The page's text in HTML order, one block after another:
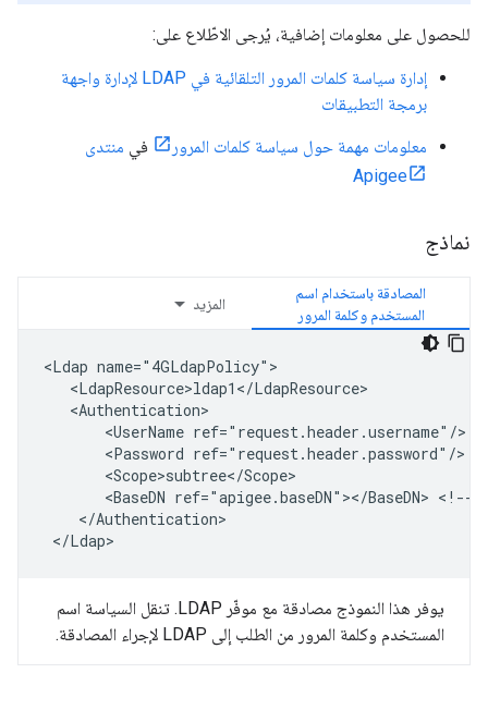
للحصول على معلومات إضافية، يُرجى الاطّلاع على:
إدارة سياسة كلمات المرور التلقائية في LDAP لإدارة واجهة
برمجة التطبيقات
معلومات مهمة حول سياسة كلمات المرور في منتدى
Apigee
نماذج
المصادقة باستخدام اسم
المستخدم وكلمة المرور
المزيد
<Ldap name="4GLdapPolicy">
   <LdapResource>ldap1</LdapResource>
   <Authentication>
       <UserName ref="request.header.username"/>
       <Password ref="request.header.password"/>
       <Scope>subtree</Scope>
<BaseDN ref="apigee.baseDN"></BaseDN> <!--
    </Authentication>
</Ldap>
يوفر هذا النموذج مصادقة مع موفّر LDAP. تنقل السياسة اسم
المستخدم وكلمة المرور من الطلب إلى LDAP لإجراء المصادقة.